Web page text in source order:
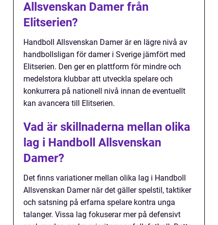
Allsvenskan Damer från
Elitserien?
Handboll Allsvenskan Damer är en lägre nivå av
handbollsligan för damer i Sverige jämfört med
Elitserien. Den ger en plattform för mindre och
medelstora klubbar att utveckla spelare och
konkurrera på nationell nivå innan de eventuellt
kan avancera till Elitserien.
Vad är skillnaderna mellan olika
lag i Handboll Allsvenskan
Damer?
Det finns variationer mellan olika lag i Handboll
Allsvenskan Damer när det gäller spelstil, taktiker
och satsning på erfarna spelare kontra unga
talanger. Vissa lag fokuserar mer på defensivt